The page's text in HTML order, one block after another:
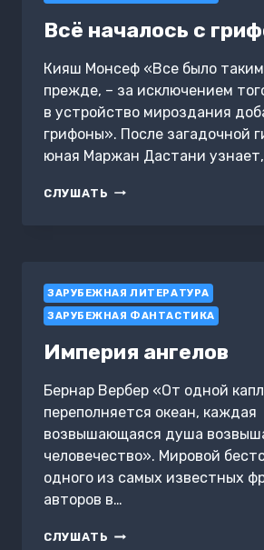
Всё началось с
Кияш Монсеф «Все было
прежде, – за исключением
в устройство мироздания
грифоны». После загадочной
юная Маржан Дастани
СЛУШАТЬ ВСЁ
ЗАРУБЕЖНАЯ ЛИТЕРАТУРА
ЗАРУБЕЖНАЯ ФАНТАСТИКА
Империя ангелов
Бернар Вербер «От одной
переполняется океан, каждая
возвышающаяся душа
человечество». Мировой
одного из самых известных
авторов в…
СЛУШАТЬ ИМПЕРИЯ